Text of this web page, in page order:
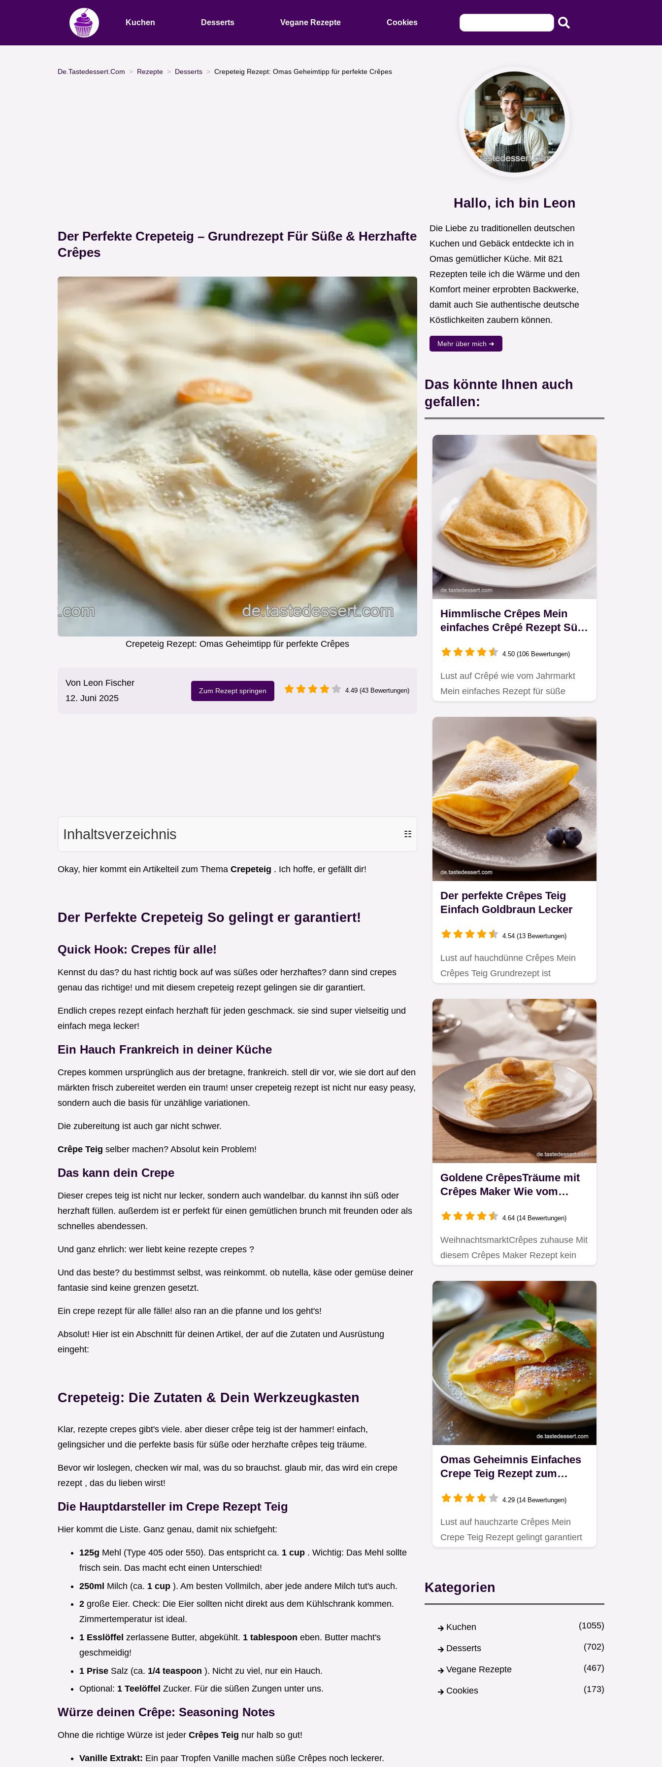
Kuchen Desserts Vegane Rezepte Cookies
De.Tastedessert.Com Rezepte Desserts Crepeteig Rezept: Omas Geheimtipp für perfekte Crêpes
Der Perfekte Crepeteig – Grundrezept Für Süße & Herzhafte
Crêpes
Crepeteig Rezept: Omas Geheimtipp für perfekte Crêpes
Von Leon Fischer
12. Juni 2025
Zum Rezept springen 4.49 (43 Bewertungen)
Inhaltsverzeichnis ☷
Okay, hier kommt ein Artikelteil zum Thema Crepeteig . Ich hoffe, er gefällt dir!
Der Perfekte Crepeteig So gelingt er garantiert!
Quick Hook: Crepes für alle!
Kennst du das? du hast richtig bock auf was süßes oder herzhaftes? dann sind crepes
genau das richtige! und mit diesem crepeteig rezept gelingen sie dir garantiert.
Endlich crepes rezept einfach herzhaft für jeden geschmack. sie sind super vielseitig und
einfach mega lecker!
Ein Hauch Frankreich in deiner Küche
Crepes kommen ursprünglich aus der bretagne, frankreich. stell dir vor, wie sie dort auf den
märkten frisch zubereitet werden ein traum! unser crepeteig rezept ist nicht nur easy peasy,
sondern auch die basis für unzählige variationen.
Die zubereitung ist auch gar nicht schwer.
Crêpe Teig selber machen? Absolut kein Problem!
Das kann dein Crepe
Dieser crepes teig ist nicht nur lecker, sondern auch wandelbar. du kannst ihn süß oder
herzhaft füllen. außerdem ist er perfekt für einen gemütlichen brunch mit freunden oder als
schnelles abendessen.
Und ganz ehrlich: wer liebt keine rezepte crepes ?
Und das beste? du bestimmst selbst, was reinkommt. ob nutella, käse oder gemüse deiner
fantasie sind keine grenzen gesetzt.
Ein crepe rezept für alle fälle! also ran an die pfanne und los geht's!
Absolut! Hier ist ein Abschnitt für deinen Artikel, der auf die Zutaten und Ausrüstung
eingeht:
Crepeteig: Die Zutaten & Dein Werkzeugkasten
Klar, rezepte crepes gibt's viele. aber dieser crêpe teig ist der hammer! einfach,
gelingsicher und die perfekte basis für süße oder herzhafte crêpes teig träume.
Bevor wir loslegen, checken wir mal, was du so brauchst. glaub mir, das wird ein crepe
rezept , das du lieben wirst!
Die Hauptdarsteller im Crepe Rezept Teig
Hier kommt die Liste. Ganz genau, damit nix schiefgeht:
125g Mehl (Type 405 oder 550). Das entspricht ca. 1 cup . Wichtig: Das Mehl sollte
frisch sein. Das macht echt einen Unterschied!
250ml Milch (ca. 1 cup ). Am besten Vollmilch, aber jede andere Milch tut's auch.
2 große Eier. Check: Die Eier sollten nicht direkt aus dem Kühlschrank kommen.
Zimmertemperatur ist ideal.
1 Esslöffel zerlassene Butter, abgekühlt. 1 tablespoon eben. Butter macht's
geschmeidig!
1 Prise Salz (ca. 1/4 teaspoon ). Nicht zu viel, nur ein Hauch.
Optional: 1 Teelöffel Zucker. Für die süßen Zungen unter uns.
Würze deinen Crêpe: Seasoning Notes
Ohne die richtige Würze ist jeder Crêpes Teig nur halb so gut!
Vanille Extrakt: Ein paar Tropfen Vanille machen süße Crêpes noch leckerer.
Hallo, ich bin Leon
Die Liebe zu traditionellen deutschen
Kuchen und Gebäck entdeckte ich in
Omas gemütlicher Küche. Mit 821
Rezepten teile ich die Wärme und den
Komfort meiner erprobten Backwerke,
damit auch Sie authentische deutsche
Köstlichkeiten zaubern können.
Mehr über mich ➜
Das könnte Ihnen auch
gefallen:
Himmlische Crêpes Mein
einfaches Crêpé Rezept Süß
4.50 (106 Bewertungen)
Lust auf Crêpé wie vom Jahrmarkt
Mein einfaches Rezept für süße
Der perfekte Crêpes Teig
Einfach Goldbraun Lecker
4.54 (13 Bewertungen)
Lust auf hauchdünne Crêpes Mein
Crêpes Teig Grundrezept ist
Goldene CrêpesTräume mit
Crêpes Maker Wie vom
4.64 (14 Bewertungen)
WeihnachtsmarktCrêpes zuhause Mit
diesem Crêpes Maker Rezept kein
Omas Geheimnis Einfaches
Crepe Teig Rezept zum
4.29 (14 Bewertungen)
Lust auf hauchzarte Crêpes Mein
Crepe Teig Rezept gelingt garantiert
Kategorien
Kuchen (1055)
Desserts (702)
Vegane Rezepte (467)
Cookies (173)